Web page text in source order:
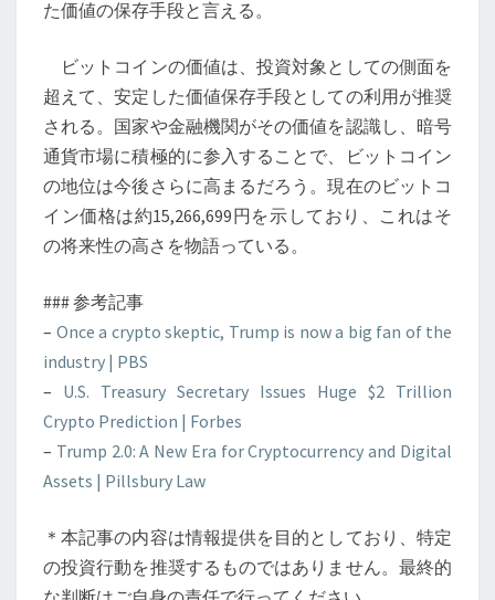
た価値の保存手段と言える。
ビットコインの価値は、投資対象としての側面を
超えて、安定した価値保存手段としての利用が推奨
される。国家や金融機関がその価値を認識し、暗号
通貨市場に積極的に参入することで、ビットコイン
の地位は今後さらに高まるだろう。現在のビットコ
イン価格は約15,266,699円を示しており、これはそ
の将来性の高さを物語っている。
### 参考記事
– Once a crypto skeptic, Trump is now a big fan of the
industry | PBS
– U.S. Treasury Secretary Issues Huge $2 Trillion
Crypto Prediction | Forbes
– Trump 2.0: A New Era for Cryptocurrency and Digital
Assets | Pillsbury Law
＊本記事の内容は情報提供を目的としており、特定
の投資行動を推奨するものではありません。最終的